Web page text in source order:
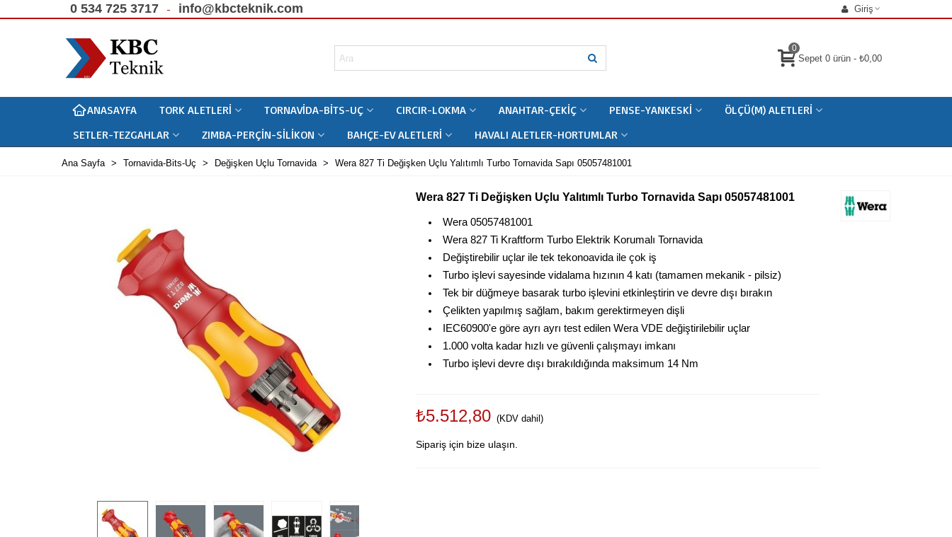
0 534 725 3717 info@kbcteknik.com Giriş
0
Sepet 0 ürün - ₺0,00
ANASAYFA TORK ALETLERI TORNAVIDA-BITS-UÇ CIRCIR-LOKMA ANAHTAR-ÇEKIÇ PENSE-YANKESKI
ÖLÇÜ(M) ALETLERI
SETLER-TEZGAHLAR
ZIMBA-PERÇIN-SILIKON BAHÇE-EV ALETLERI HAVALI ALETLER-HORTUMLAR
Ana Sayfa > Tornavida-Bits-Uç > Değişken Uçlu Tornavida > Wera 827 Ti Değişken Uçlu Yalıtımlı Turbo Tornavida Sapı 05057481001
Wera 827 Ti Değişken Uçlu Yalıtımlı Turbo Tornavida Sapı 05057481001
Wera 05057481001
Wera 827 Ti Kraftform Turbo Elektrik Korumalı Tornavida
Değiştirebilir uçlar ile tek tekonoavida ile çok iş
Turbo işlevi sayesinde vidalama hızının 4 katı (tamamen mekanik - pilsiz)
Tek bir düğmeye basarak turbo işlevini etkinleştirin ve devre dışı bırakın
Çelikten yapılmış sağlam, bakım gerektirmeyen dişli
IEC60900'e göre ayrı ayrı test edilen Wera VDE değiştirilebilir uçlar
1.000 volta kadar hızlı ve güvenli çalışmayı imkanı
Turbo işlevi devre dışı bırakıldığında maksimum 14 Nm
₺5.512,80 (KDV dahil)
Sipariş için bize ulaşın.